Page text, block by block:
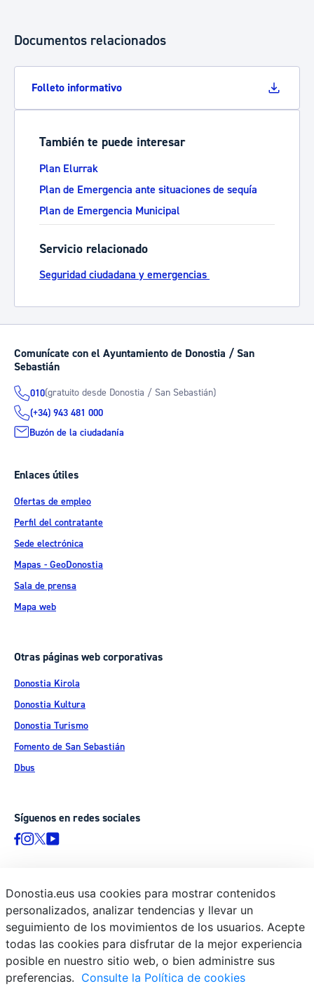
Documentos relacionados
Folleto informativo
También te puede interesar
Plan Elurrak
Plan de Emergencia ante situaciones de sequía
Plan de Emergencia Municipal
Servicio relacionado
Seguridad ciudadana y emergencias
Comunícate con el Ayuntamiento de Donostia / San
Sebastián
010(gratuito desde Donostia / San Sebastián)
(+34) 943 481 000
Buzón de la ciudadanía
Enlaces útiles
Ofertas de empleo
Perfil del contratante
Sede electrónica
Mapas - GeoDonostia
Sala de prensa
Mapa web
Otras páginas web corporativas
Donostia Kirola
Donostia Kultura
Donostia Turismo
Fomento de San Sebastián
Dbus
Síguenos en redes sociales
© Donostiako Udala - Ayuntamiento de Donostia / San Sebastián
Ijentea 1, 20003 Donostia / San Sebastián
Aviso legal
Política de privacidad
Política de cookies
Donostia.eus usa cookies para mostrar contenidos
personalizados, analizar tendencias y llevar un
seguimiento de los movimientos de los usuarios. Acepte
todas las cookies para disfrutar de la mejor experiencia
posible en nuestro sitio web, o bien administre sus
preferencias. Consulte la Política de cookies